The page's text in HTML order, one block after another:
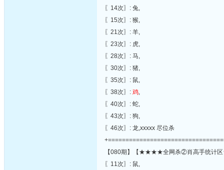
〖14次〗: 兔,
〖15次〗: 猴,
〖21次〗: 羊,
〖23次〗: 虎,
〖28次〗: 马,
〖30次〗: 猪,
〖35次〗: 鼠,
〖38次〗: 鸡,
〖40次〗: 蛇,
〖43次〗: 狗,
〖46次〗: 龙,xxxxx 尽位杀
【080期】【★★★★全网杀②肖高手统计
〖11次〗: 鼠,